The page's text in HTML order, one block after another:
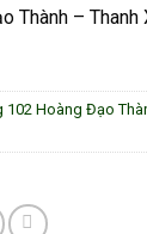
Thành – Thanh
102 Hoàng Đạo